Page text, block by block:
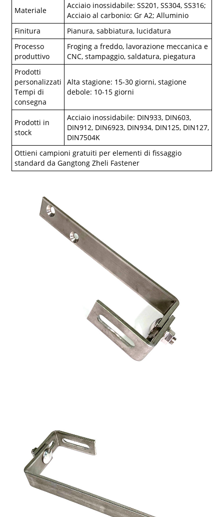
Materiale
Acciaio inossidabile: SS201, SS304, SS316;
Acciaio al carbonio: Gr A2; Alluminio
Finitura
Pianura, sabbiatura, lucidatura
Processo
produttivo
Froging a freddo, lavorazione meccanica e
CNC, stampaggio, saldatura, piegatura
Prodotti
personalizzati
Tempi di
consegna
Alta stagione: 15-30 giorni, stagione
debole: 10-15 giorni
Prodotti in
stock
Acciaio inossidabile: DIN933, DIN603,
DIN912, DIN6923, DIN934, DIN125, DIN127,
DIN7504K
Ottieni campioni gratuiti per elementi di fissaggio
standard da Gangtong Zheli Fastener